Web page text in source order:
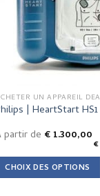
chosen
UN APPAREIL DEA
| HeartStart HS1
partir de €1.300,00
€
CHOIX DES OPTIONS